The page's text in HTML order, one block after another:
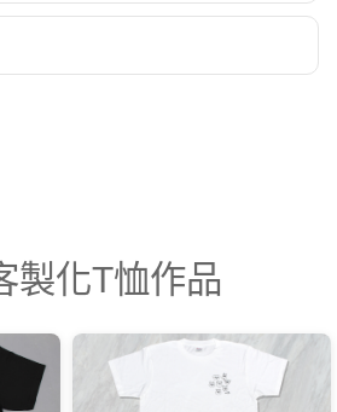
製化T恤作品